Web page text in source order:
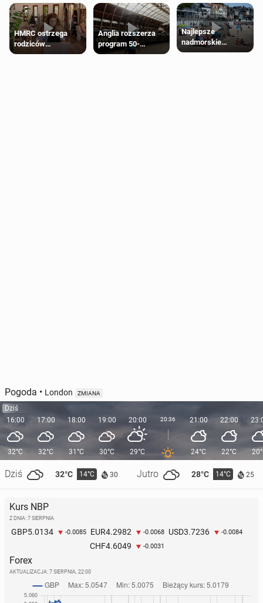
HMRC ostrzega
rodziców
pobierających Child
Anglia rozszerza
program 50-
procentowych
Najlepsze
nadmorskie
miasteczko blisko
Pogoda • London ZMIANA
Dziś
16:00
32°C
Dziś 32°C 14°C 30 Jutro 28°C 14°C 25
17:00
32°C
18:00
31°C
19:00
30°C
20:00
29°C
20:36 21:00
24°C
22:00
22°C
Kurs NBP
Z DNIA: 7 SIERPNIA
GBP5.0134 -0.0085 EUR4.2982 -0.0068 USD3.7236 -0.0084
CHF4.6049 -0.0031
Forex
AKTUALIZACJA: 7 SIERPNIA, 22:00